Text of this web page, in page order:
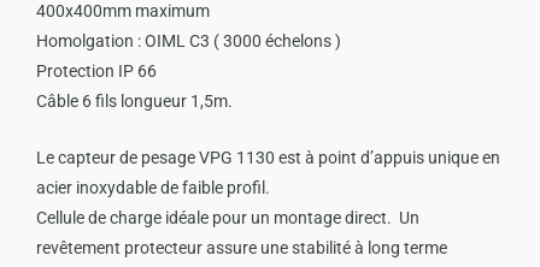
400x400mm maximum
Homolgation : OIML C3 ( 3000 échelons )
Protection IP 66
Câble 6 fils longueur 1,5m.
Le capteur de pesage VPG 1130 est à point d’appuis unique en
acier inoxydable de faible profil.
Cellule de charge idéale pour un montage direct. Un
revêtement protecteur assure une stabilité à long terme